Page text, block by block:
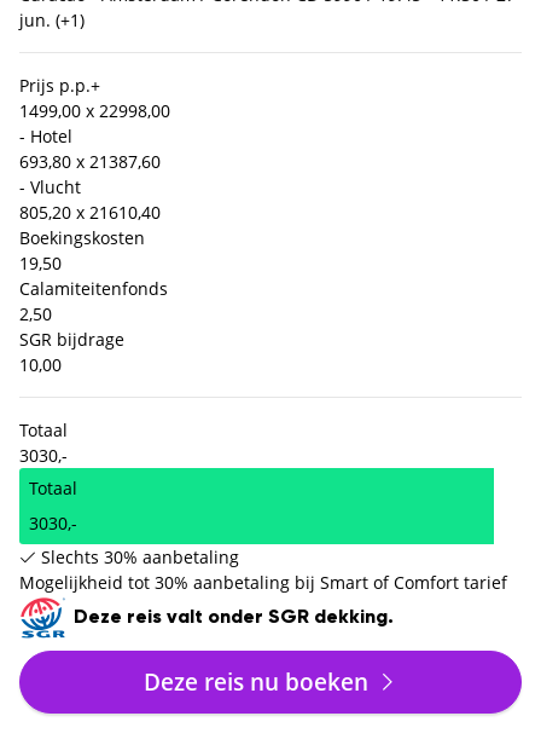
jun. (+1)
Prijs p.p.+
1499,00 x 22998,00
- Hotel
693,80 x 21387,60
- Vlucht
805,20 x 21610,40
Boekingskosten
19,50
Calamiteitenfonds
2,50
SGR bijdrage
10,00
Totaal
3030,-
Totaal
3030,-
Slechts 30% aanbetaling
Mogelijkheid tot 30% aanbetaling bij Smart of Comfort tarief
Deze reis valt onder SGR dekking.
Deze reis nu boeken